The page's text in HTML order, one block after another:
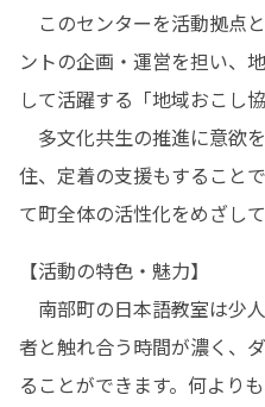
このセンターを活動拠点
ントの企画・運営を担い、
して活躍する「地域おこし
多文化共生の推進に意欲
住、定着の支援もすること
て町全体の活性化をめざして
【活動の特色・魅力】
南部町の日本語教室は少
者と触れ合う時間が濃く、
ることができます。何より